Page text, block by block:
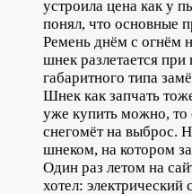
устроила цена как у
понял, что основные
Ремень днём с огнём
шнек разлетается
габаритного типа
Шнек как запчать
уже купить можно,
снегомёт на выброс.
шнеком, на котором
Один раз летом на
хотел: